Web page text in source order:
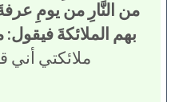
من النَّارِ من يومِ
بهم الملائكةَ فيقول:
ملائكتي